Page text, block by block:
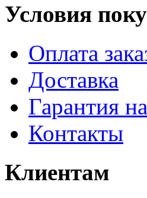
Условия
Оплата
Доставка
Гарантия
Контакты
Клиентам